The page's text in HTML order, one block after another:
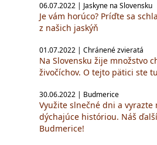
06.07.2022 | Jaskyne na Slovensku
Je vám horúco? Príďte sa
z našich jaskýň
01.07.2022 | Chránené zvieratá
Na Slovensku žije množstvo
živočíchov. O tejto pätici ste
30.06.2022 | Budmerice
Využite slnečné dni a vyrazte
dýchajúce históriou. Náš
Budmerice!